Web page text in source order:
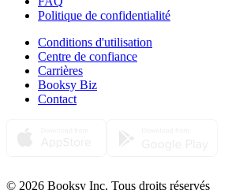
Politique de confidentialité
Conditions d'utilisation
Centre de confiance
Carrières
Booksy Biz
Contact
© 2026 Booksy Inc. Tous droits réservés